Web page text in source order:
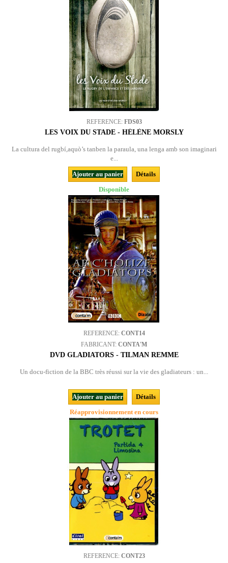
REFERENCE: FDS03
LES VOIX DU STADE - HÉLÈNE MORSLY
La cultura del rugbí,aquò’s tanben la paraula, una lenga amb son imaginari
e...
Ajouter au panier
Détails
Disponible
REFERENCE: CONT14
FABRICANT: CONTA'M
DVD GLADIATORS - TILMAN REMME
Un docu-fiction de la BBC très réussi sur la vie des gladiateurs : un...
Ajouter au panier
Détails
Réapprovisionnement en cours
REFERENCE: CONT23